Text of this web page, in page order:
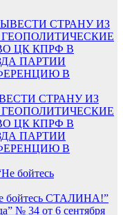
СТРАНУ ИЗ
ЦК КПРФ В
ПАРТИИ
В
СТАЛИНА!”